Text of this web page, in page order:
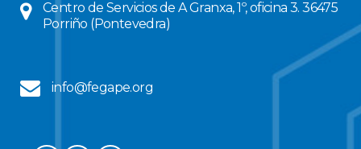
Centro de Servicios de A Granxa, 1º, oficina 3. 36475
Porriño (Pontevedra)
info@fegape.org